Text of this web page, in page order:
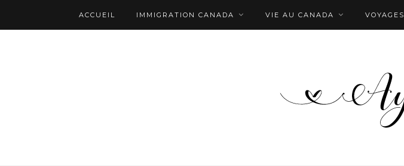
ACCUEIL IMMIGRATION CANADA VIE AU CANADA VOYAGES